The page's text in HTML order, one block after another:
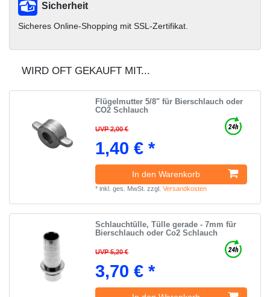
Sicherheit
Sicheres Online-Shopping mit SSL-Zertifikat.
WIRD OFT GEKAUFT MIT...
Flügelmutter 5/8" für Bierschlauch oder
CO2 Schlauch
UVP 2,00 €
1,40 € *
In den Warenkorb
*inkl. ges. MwSt. zzgl.Versandkosten
Schlauchtülle, Tülle gerade - 7mm für
Bierschlauch oder Co2 Schlauch
UVP 5,20 €
3,70 € *